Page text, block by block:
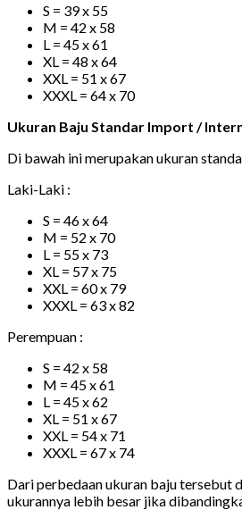
S = 39 x 55
M = 42 x 58
L = 45 x 61
XL = 48 x 64
XXL = 51 x 67
XXXL = 64 x 70
Ukuran Baju Standar Import /
Di bawah ini merupakan ukuran
Laki-Laki :
S = 46 x 64
M = 52 x 70
L = 55 x 73
XL = 57 x 75
XXL = 60 x 79
XXXL = 63 x 82
Perempuan :
S = 42 x 58
M = 45 x 61
L = 45 x 62
XL = 51 x 67
XXL = 54 x 71
XXXL = 67 x 74
Dari perbedaan ukuran baju tersebut
ukurannya lebih besar jika